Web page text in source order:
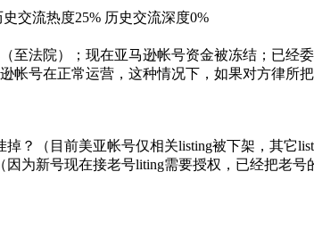
史交流热度25% 历史交流深度0%
至法院）；现在亚马逊帐号资金被冻结；已经
帐号在正常运营，这种情况下，如果对方律所
？（目前美亚帐号仅相关listing被下架，其它
为新号现在接老号liting需要授权，已经把老号